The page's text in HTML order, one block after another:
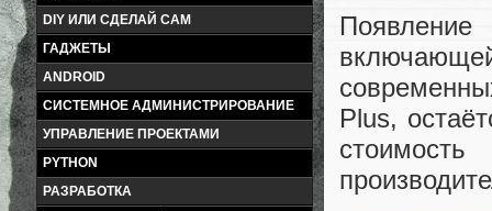
DIY ИЛИ СДЕЛАЙ САМ
ГАДЖЕТЫ
ANDROID
СИСТЕМНОЕ АДМИНИСТРИРОВАНИЕ
УПРАВЛЕНИЕ ПРОЕКТАМИ
PYTHON
РАЗРАБОТКА
Plus,